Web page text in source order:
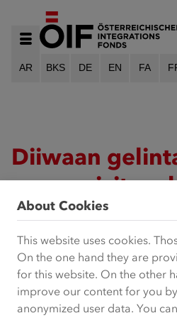
AR BKS DE EN FA
Diiwaan
u soo
Waad mahadsantahay,
Mar dhaw ayaan kula soo xiriiri
About Cookies
This website uses cookies.
On the one hand they are
for this website. On the other
improve our content for you
anonymized user data. You